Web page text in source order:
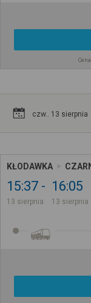
czw.. 13 sierpnia
KŁODAWKA
15:37
13 sierpnia
16:05
13 sierpnia